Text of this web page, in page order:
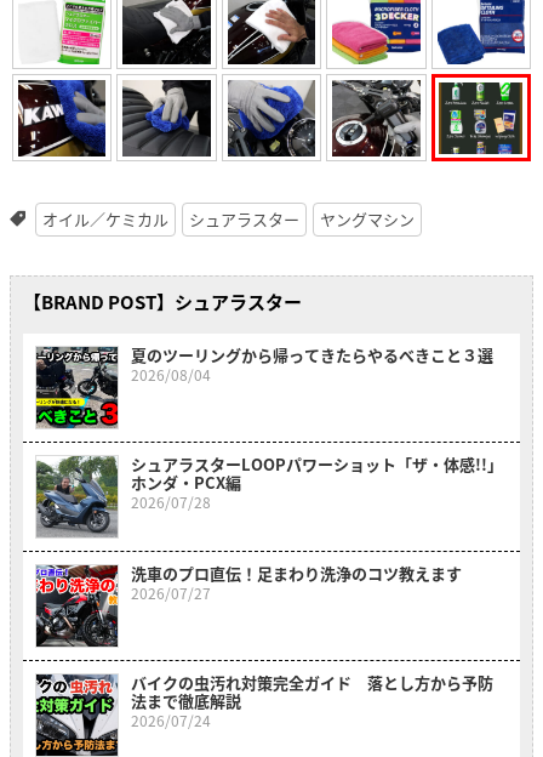
オイル／ケミカル シュアラスター ヤングマシン
【BRAND POST】シュアラスター
夏のツーリングから帰ってきたらやるべきこと３選
2026/08/04
シュアラスターLOOPパワーショット「ザ・体感!!」
ホンダ・PCX編
2026/07/28
洗車のプロ直伝！足まわり洗浄のコツ教えます
2026/07/27
バイクの虫汚れ対策完全ガイド 落とし方から予防
法まで徹底解説
2026/07/24